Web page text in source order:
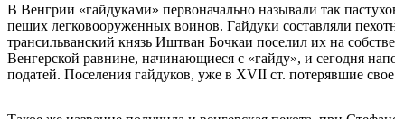
В Венгрии «гайдуками» первоначально называли так
пеших легковооруженных воинов. Гайдуки составляли
трансильванский князь Иштван Бочкаи поселил их на
Венгерской равнине, начинающиеся с «гайду», и сегодня
податей. Поселения гайдуков, уже в XVII ст. потерявшие